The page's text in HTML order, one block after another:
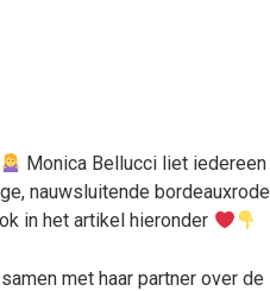
Monica Bellucci liet iedereen
nauwsluitende bordeauxrode
in het artikel hieronder
met haar partner over de